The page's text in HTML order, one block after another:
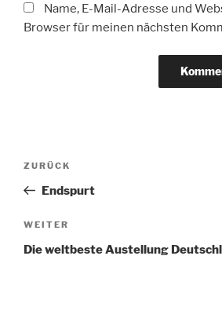
Name, E-Mail-Adresse und
Browser für meinen nächsten
Beitragsnavigation
Vorheriger
Beitrag
ZURÜCK
Endspurt
Nächster
Beitrag
WEITER
Die weltbeste Austellung